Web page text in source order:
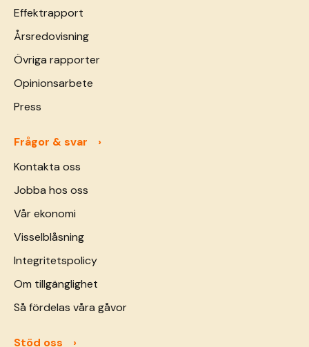
Effektrapport
Årsredovisning
Övriga rapporter
Opinionsarbete
Press
Frågor & svar
Kontakta oss
Jobba hos oss
Vår ekonomi
Visselblåsning
Integritetspolicy
Om tillgänglighet
Så fördelas våra gåvor
Stöd oss